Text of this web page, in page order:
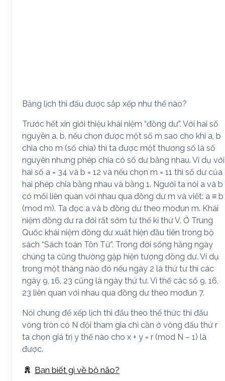
Bảng lịch thi đấu được sắp xếp như thế nào?
Trước hết xin giới thiệu khái niệm “đồng dư”. Với hai số
nguyên a, b, nếu chọn được một số m sao cho khi a, b
chia cho m (số chia) thì ta được một thương số là số
nguyên nhưng phép chia có số dư bằng nhau. Ví dụ với
hai số a = 34 và b = 12 và nếu chọn m = 11 thì số dư của
hai phép chia bằng nhau và bằng 1. Người ta nói a và b
có mối liên quan với nhau qua đồng dư m và viết: a ≡ b
(mod m). Ta đọc a và b đồng dư theo mođun m. Khái
niệm đồng dư ra đời rất sớm từ thế kỉ thứ V. Ở Trung
Quốc khái niệm đồng dư xuất hiện đầu tiên trong bộ
sách “Sách toán Tôn Tử”. Trong đời sống hằng ngày
chúng ta cũng thường gặp hiện tượng đồng dư. Ví dụ
trong một tháng nào đó nếu ngày 2 là thứ tư thì các
ngày 9, 16, 23 cũng là ngày thứ tư. Vì thế các số 9, 16,
23 liên quan với nhau qua đồng dư theo mođun 7.
Nói chung để xếp lịch thi đấu theo thể thức thi đấu
vòng tròn có N đội tham gia chỉ cần ở vòng đấu thứ r
ta chọn giá trị y thế nào cho x + y = r (mod N – 1) là
được.
Bạn biết gì về bộ não?